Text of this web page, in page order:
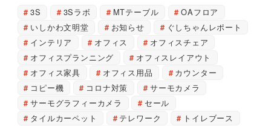
3S 3Sラボ MTテーブル
OAフロア
いしかわ文明堂
お知らせ
ぐしちゃんレポート
インテリア
オフィス
オフィスチェア
オフィスプランニング
オフィスレイアウト
オフィス家具
オフィス用品
カウンター
コピー機
コロナ対策
サーモカメラ
サーモグラフィーカメラ
セール
タイルカーペット
テレワーク
トイレブース